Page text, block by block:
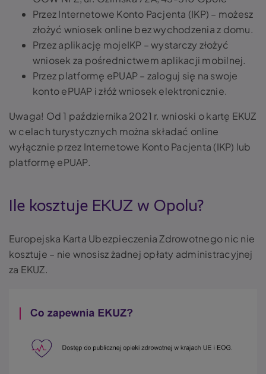
Przez Internetowe Konto Pacjenta (IKP) – możesz
złożyć wniosek online bez wychodzenia z domu.
Przez aplikację mojeIKP – wystarczy złożyć
wniosek za pośrednictwem aplikacji mobilnej.
Przez platformę ePUAP – zaloguj się na swoje
konto ePUAP i złóż wniosek elektronicznie.
Uwaga! Od 1 października 2021 r. wnioski o kartę EKUZ
w celach turystycznych można składać online
wyłącznie przez Internetowe Konto Pacjenta (IKP) lub
platformę ePUAP.
Ile kosztuje EKUZ w Opolu?
Europejska Karta Ubezpieczenia Zdrowotnego nic nie
kosztuje – nie wnosisz żadnej opłaty administracyjnej
za EKUZ.